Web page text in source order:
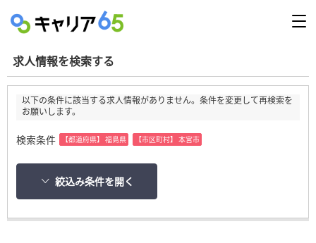
求人情報を検索する
以下の条件に該当する求人情報がありません。条件を変更して再検索を
お願いします。
検索条件 【都道府県】 福島県 【市区町村】 本宮市
絞込み条件を開く